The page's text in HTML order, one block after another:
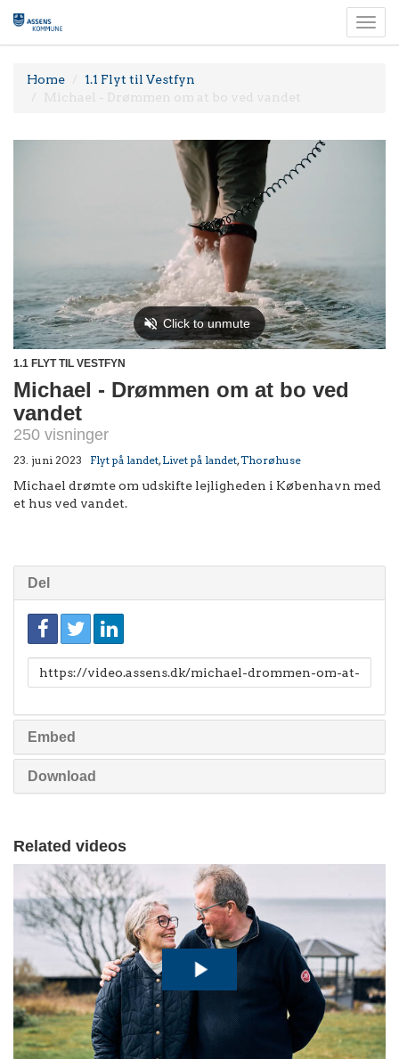
Home
1.1 Flyt til Vestfyn
Michael - Drømmen om at bo ved vandet
1.1 FLYT TIL VESTFYN
Michael - Drømmen om at bo ved
vandet
250 visninger
23. juni 2023 Flyt på landet,Livet på landet,Thorøhuse
Michael drømte om udskifte lejligheden i København med
et hus ved vandet.
Del
Link
Embed
Download
Related videos